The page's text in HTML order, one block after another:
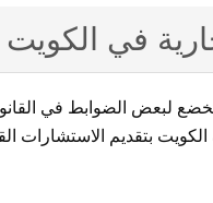
في الكويت
تخضع لبعض الضوابط في
بتقديم الاستشارات